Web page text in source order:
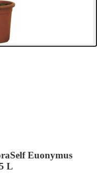
Euonymus
L